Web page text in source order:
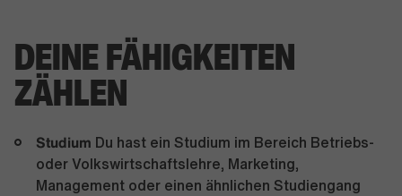
DEINE FÄHIGKEITEN
ZÄHLEN
Studium Du hast ein Studium im Bereich Betriebs-
oder Volkswirtschaftslehre, Marketing,
Management oder einen ähnlichen Studiengang